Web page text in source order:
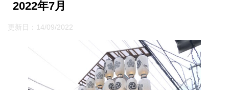
2022年7月
更新日： 14/09/2022